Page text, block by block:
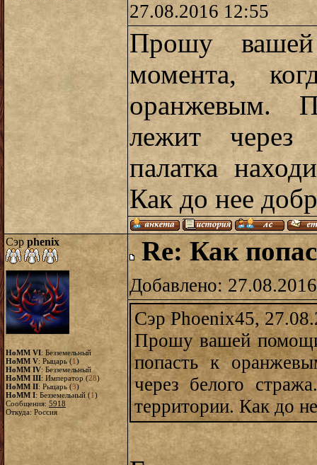
27.08.2016 12:55
Прошу
момента,
оранжевым.
лежит через
палатка
Как до нее
Сэр phenix
HoMM VI: Безземельный
HoMM V: Рыцарь (1)
HoMM IV: Безземельный
HoMM III: Император (28)
HoMM II: Рыцарь (3)
HoMM I: Безземельный (1)
Сообщения: 5918
Откуда: Россия
Re: Как
Добавлено:
Сэр Phoenix45,
Прошу вашей
попасть к
через белого
территории. Как до